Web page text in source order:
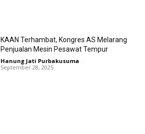
KAAN Terhambat, Kongres AS Melarang
Penjualan Mesin Pesawat Tempur
Hanung Jati Purbakusuma -
September 28, 2025